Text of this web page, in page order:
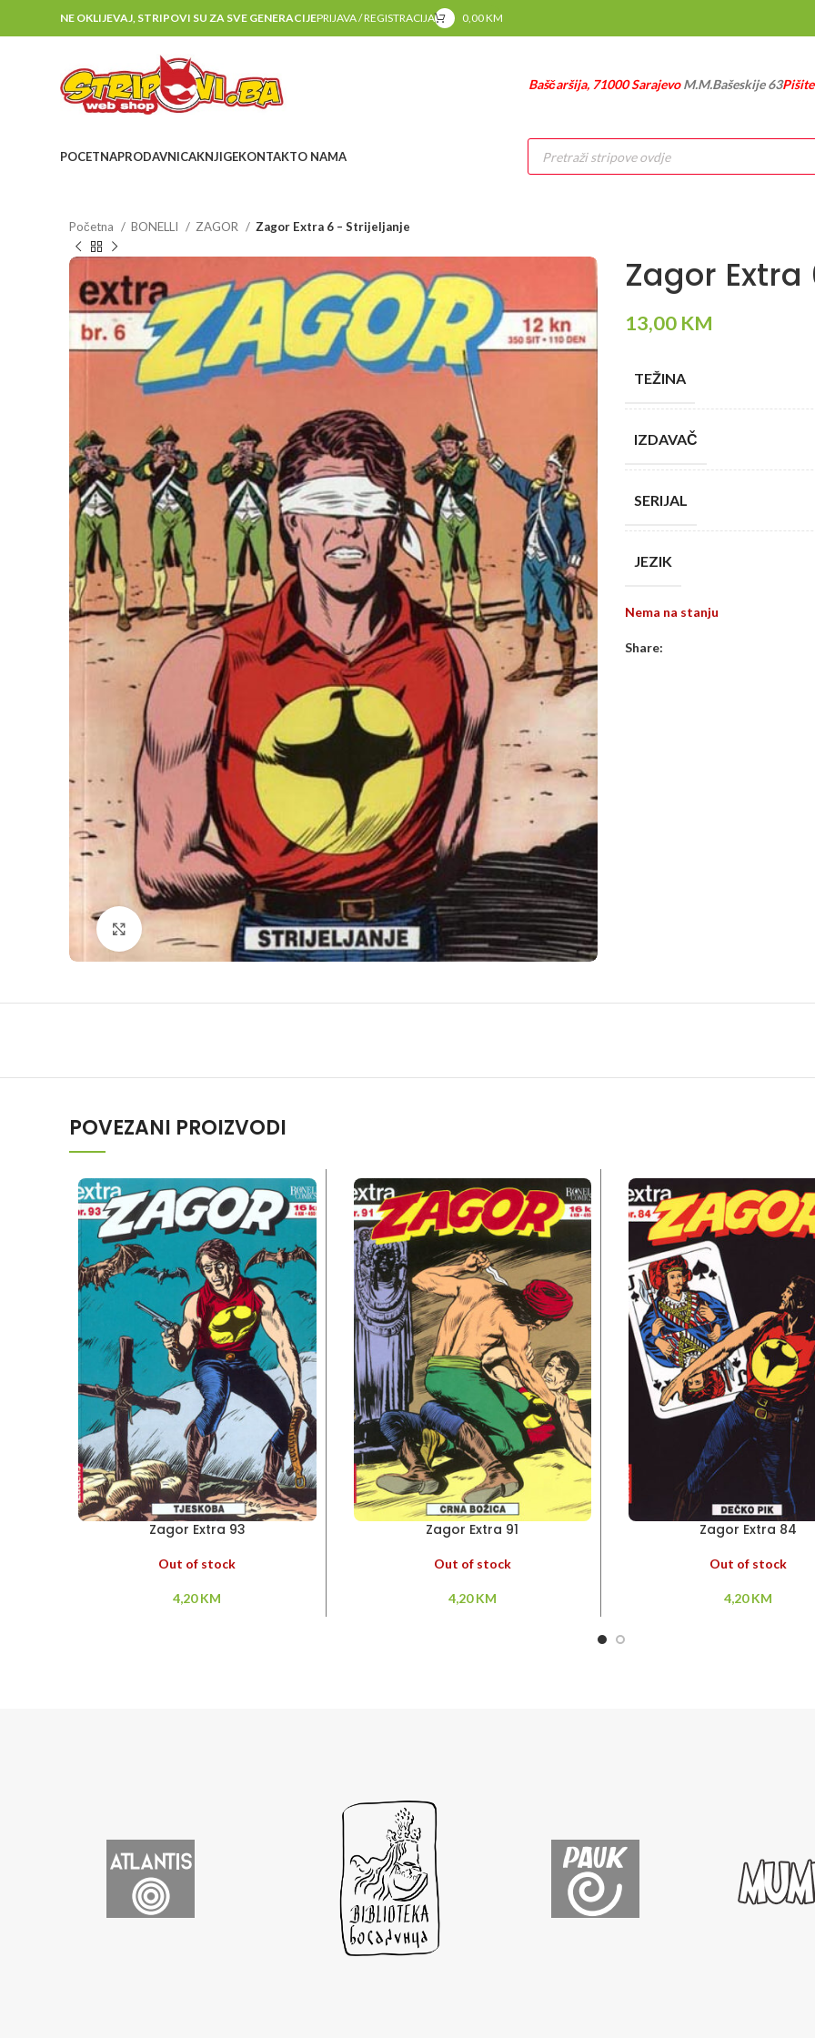
NE OKLIJEVAJ, STRIPOVI SU ZA SVE GENERACIJEPRIJAVA / REGISTRACIJA 0,00KM
Baščaršija, 71000 SarajevoM.M.Bašeskije 63
POCETNAPRODAVNICAKNJIGEKONTAKTO NAMA
Products
search
Početna BONELLI ZAGOR Zagor Extra 6 – Strijeljanje
Klikni da povečaš
Zagor
13,00 KM
TEŽINA
IZDAVAČ
SERIJAL
JEZIK
Nema na stanju
Share:
POVEZANI PROIZVODI
Zagor Extra 93
Out of stock
4,20KM
Zagor Extra 91
Out of stock
4,20KM
Zagor Extra 84
Out of stock
4,20KM